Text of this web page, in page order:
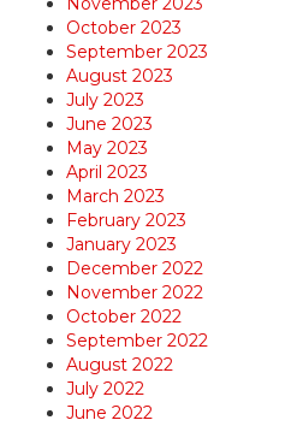
October 2023
September 2023
August 2023
July 2023
June 2023
May 2023
April 2023
March 2023
February 2023
January 2023
December 2022
November 2022
October 2022
September 2022
August 2022
July 2022
June 2022